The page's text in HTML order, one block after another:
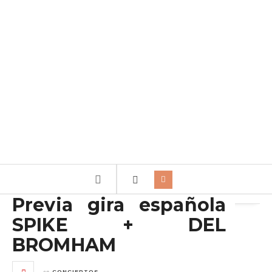
RM Music Concerts
Previa gira española
SPIKE + DEL
BROMHAM